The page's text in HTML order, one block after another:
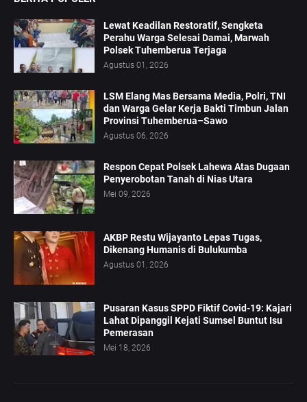
Lewat Keadilan Restoratif, Sengketa
Perahu Warga Selesai Damai, Marwah
Polsek Tuhemberua Terjaga
Agustus 01, 2026
LSM Elang Mas Bersama Media, Polri, TNI
dan Warga Gelar Kerja Bakti Timbun Jalan
Provinsi Tuhemberua–Sawo
Agustus 06, 2026
Respon Cepat Polsek Lahewa Atas Dugaan
Penyerobotan Tanah di Nias Utara
Mei 09, 2026
AKBP Restu Wijayanto Lepas Tugas,
Dikenang Humanis di Bulukumba
Agustus 01, 2026
Pusaran Kasus SPPD Fiktif Covid-19: Kajari
Lahat Dipanggil Kejati Sumsel Buntut Isu
Pemerasan
Mei 18, 2026